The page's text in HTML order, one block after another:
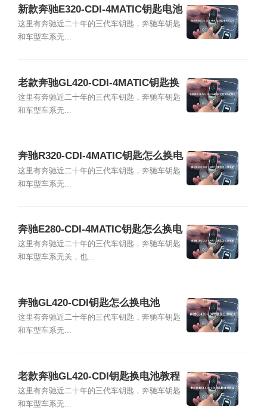
新款奔驰E320-CDI-4MATIC钥匙电池
怎么换
这里有奔驰近二十年的三代车钥匙，奔驰车钥匙
和车型车系无...
老款奔驰GL420-CDI-4MATIC钥匙换
电池教程
这里有奔驰近二十年的三代车钥匙，奔驰车钥匙
和车型车系无...
奔驰R320-CDI-4MATIC钥匙怎么换电
池
这里有奔驰近二十年的三代车钥匙，奔驰车钥匙
和车型车系无...
奔驰E280-CDI-4MATIC钥匙怎么换电
池
这里有奔驰近二十年的三代车钥匙，奔驰车钥匙
和车型车系无关，也...
奔驰GL420-CDI钥匙怎么换电池
这里有奔驰近二十年的三代车钥匙，奔驰车钥匙
和车型车系无...
老款奔驰GL420-CDI钥匙换电池教程
这里有奔驰近二十年的三代车钥匙，奔驰车钥匙
和车型车系无...